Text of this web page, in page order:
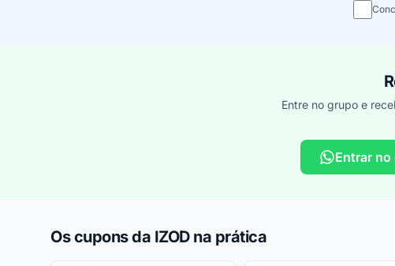
Entre no grupo e
Entrar
Os cupons da IZOD na prática